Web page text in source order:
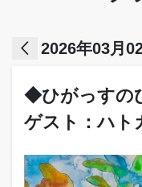
arrow_back_ios 2026年03月
◆ひがっすの
ゲスト：ハト